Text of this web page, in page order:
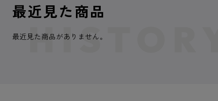
最近見た商品
最近見た商品がありません。